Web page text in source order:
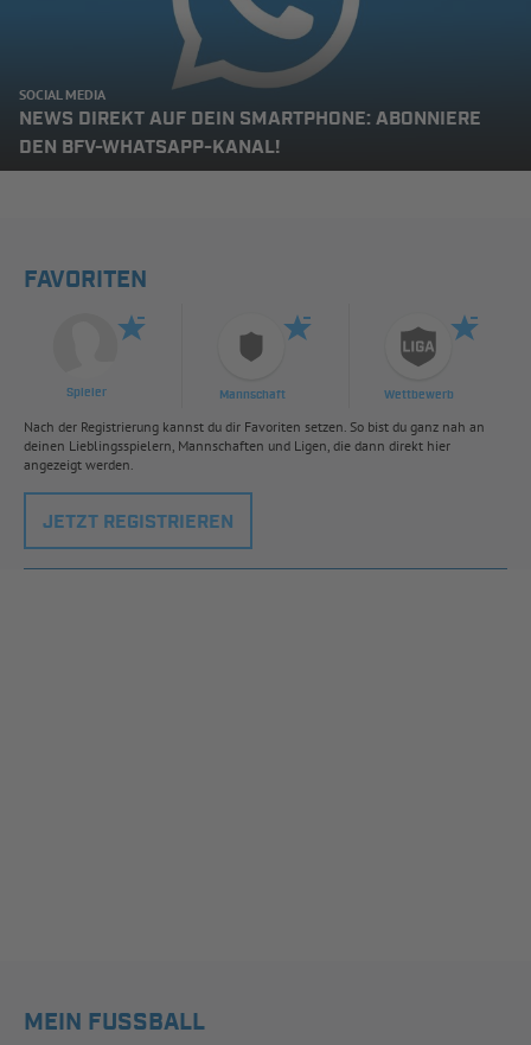
SOCIAL MEDIA
NEWS DIREKT AUF DEIN SMARTPHONE: ABONNIERE
DEN BFV-WHATSAPP-KANAL!
FAVORITEN
Spieler Mannschaft Wettbewerb
Nach der Registrierung kannst du dir Favoriten setzen. So bist du ganz nah an
deinen Lieblingsspielern, Mannschaften und Ligen, die dann direkt hier
angezeigt werden.
JETZT REGISTRIEREN
MEIN FUSSBALL